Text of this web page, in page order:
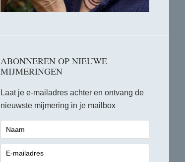
ABONNEREN OP NIEUWE
MIJMERINGEN
Laat je e-mailadres achter en ontvang de
nieuwste mijmering in je mailbox